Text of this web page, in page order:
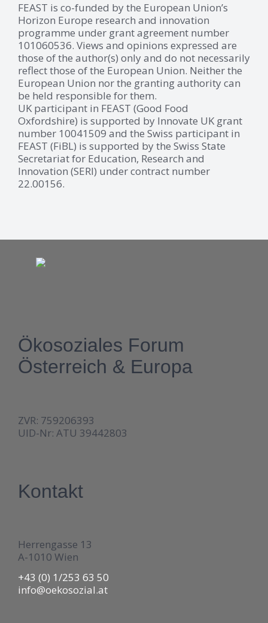
FEAST is co-funded by the European Union’s
Horizon Europe research and innovation
programme under grant agreement number
101060536. Views and opinions expressed are
those of the author(s) only and do not necessarily
reflect those of the European Union. Neither the
European Union nor the granting authority can
be held responsible for them.
UK participant in FEAST (Good Food
Oxfordshire) is supported by Innovate UK grant
number 10041509 and the Swiss participant in
FEAST (FiBL) is supported by the Swiss State
Secretariat for Education, Research and
Innovation (SERI) under contract number
22.00156.
Ökosoziales Forum
Österreich & Europa
ZVR: 759206393
UID-Nr: ATU 39442803
Kontakt
Herrengasse 13
A-1010 Wien
+43 (0) 1/253 63 50
info@oekosozial.at